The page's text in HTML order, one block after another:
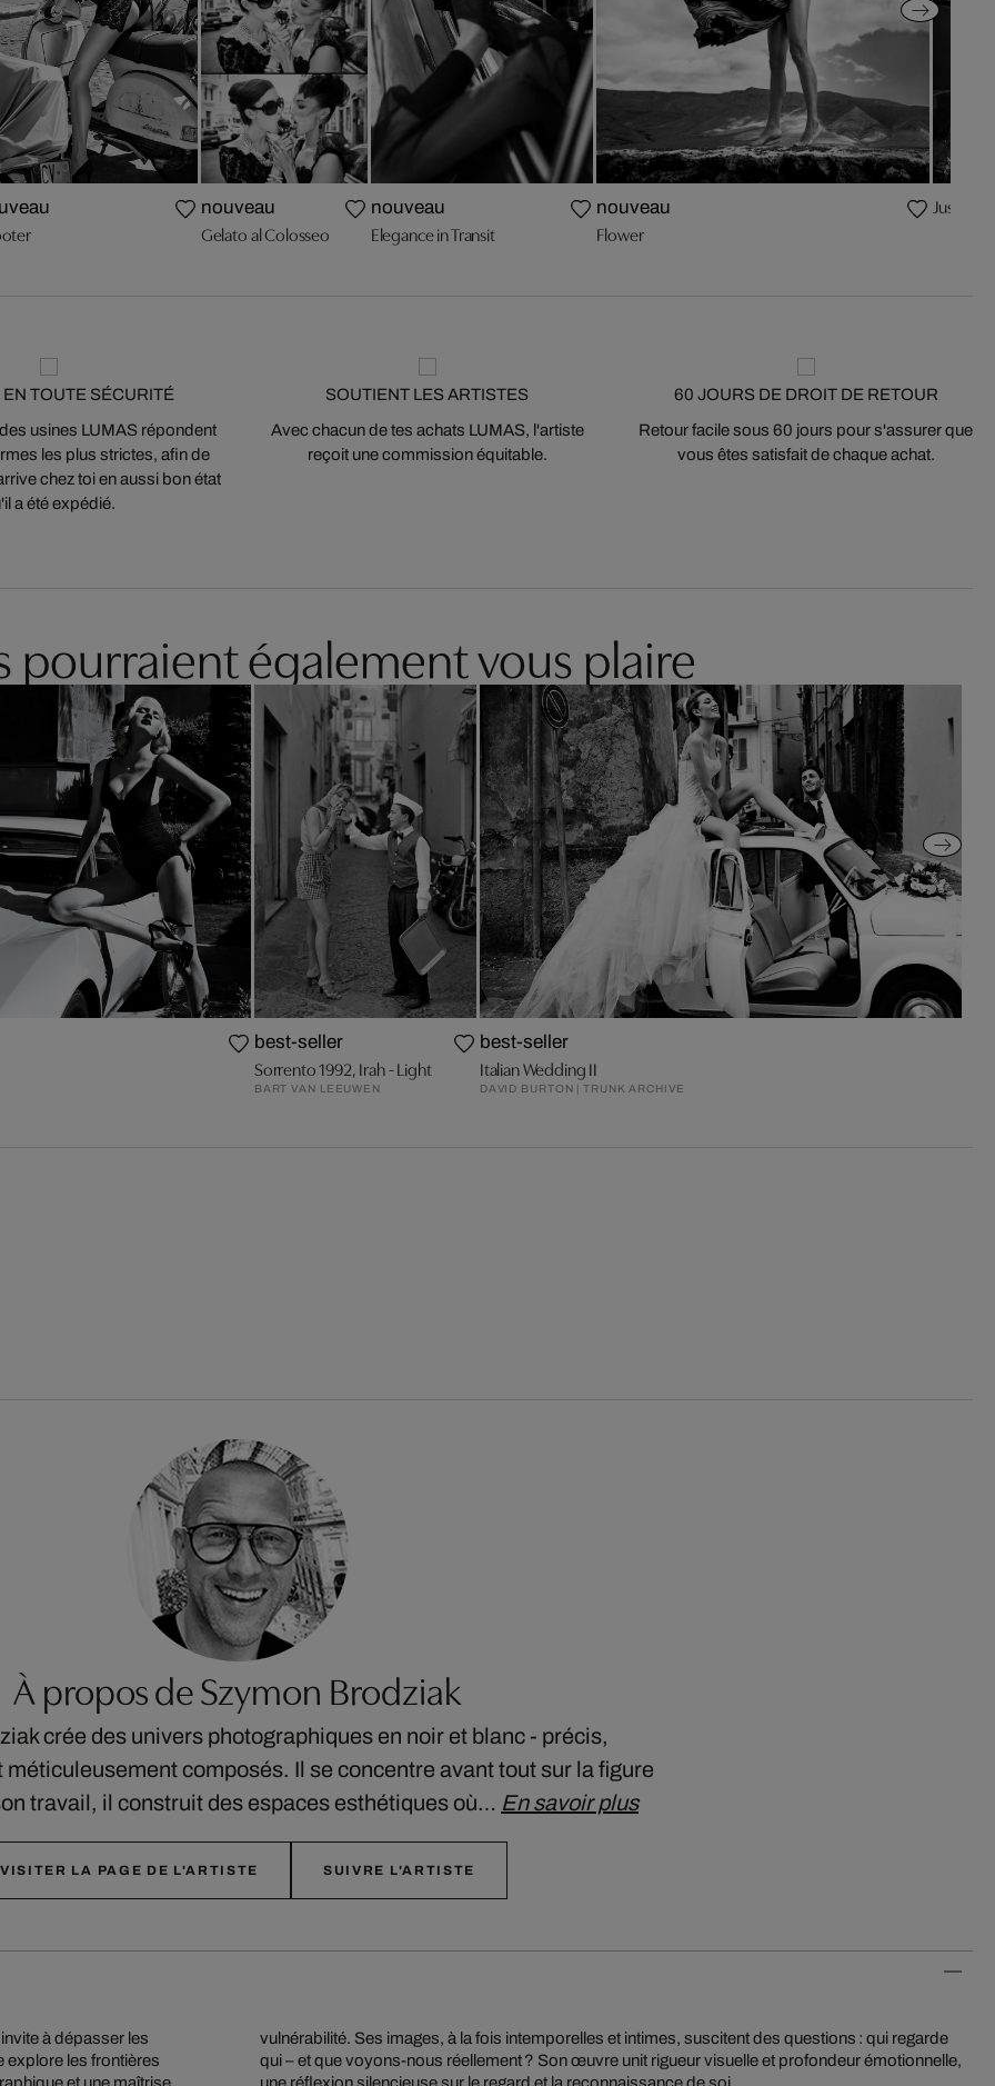
nouveau
Gelato al Colosseo
nouveau
Elegance in Transit
nouveau
Flower
Just
TOUTE SÉCURITÉ
usines LUMAS répondent
les plus strictes, afin de
chez toi en aussi bon état
a été expédié.
SOUTIENT LES ARTISTES
Avec chacun de tes achats LUMAS, l'artiste
reçoit une commission équitable.
60 JOURS DE DROIT DE RETOUR
Retour facile sous 60 jours pour s'assurer que
vous êtes satisfait de chaque achat.
pourraient également vous plaire
best-seller
Sorrento 1992, Irah - Light
BART VAN LEEUWEN
best-seller
Italian Wedding II
DAVID BURTON | TRUNK ARCHIVE
À propos de Szymon Brodziak
crée des univers photographiques en noir et blanc - précis,
composés. Il se concentre avant tout sur la figure
travail, il construit des espaces esthétiques où… En savoir plus
VISITER LA PAGE DE L'ARTISTE SUIVRE L'ARTISTE
à dépasser les
explore les frontières
: qui regarde
émotionnelle,